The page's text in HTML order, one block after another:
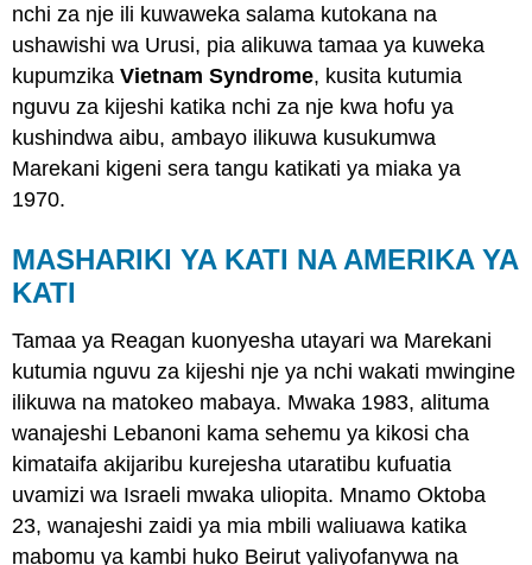
nchi za nje ili kuwaweka salama kutokana na
ushawishi wa Urusi, pia alikuwa tamaa ya kuweka
kupumzikaVietnam Syndrome, kusita kutumia
nguvu za kijeshi katika nchi za nje kwa hofu ya
kushindwa aibu, ambayo ilikuwa kusukumwa
Marekani kigeni sera tangu katikati ya miaka ya
1970.
MASHARIKI YA KATI NA AMERIKA YA
KATI
Tamaa ya Reagan kuonyesha utayari wa Marekani
kutumia nguvu za kijeshi nje ya nchi wakati mwingine
ilikuwa na matokeo mabaya. Mwaka 1983, alituma
wanajeshi Lebanoni kama sehemu ya kikosi cha
kimataifa akijaribu kurejesha utaratibu kufuatia
uvamizi wa Israeli mwaka uliopita. Mnamo Oktoba
23, wanajeshi zaidi ya mia mbili waliuawa katika
mabomu ya kambi huko Beirut yaliyofanywa na